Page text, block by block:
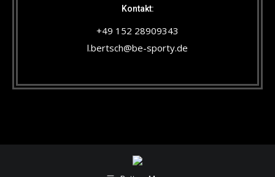
Kontakt:
+49 152 28909343
l.bertsch@be-sporty.de